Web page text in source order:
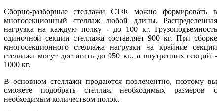
Сборно-разборные стеллажи СТФ можно формировать в
многосекционный стеллаж любой длины. Распределенная
нагрузка на каждую полку - до 100 кг. Грузоподъемность
одиночной секции стеллажа составляет 900 кг. При сборке
многосекционного стеллажа нагрузки на крайние секции
стеллажа могут достигать до 950 кг., а внутренних секций -
1000 кг.
В основном стеллажи продаются поэлементно, поэтому вы
сможете подобрать стеллаж необходимых размеров с
необходимым количеством полок.